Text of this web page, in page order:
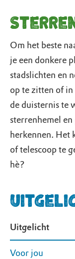
Om het beste
je een donkere
stadslichten en
op te zitten of
de duisternis te
sterrenhemel
herkennen. Het
of telescoop te
hè?
Uitgelicht
Voor jou